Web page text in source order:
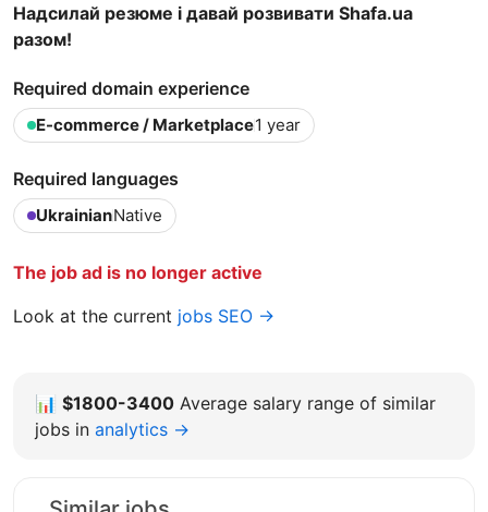
Надсилай резюме і давай розвивати Shafa.ua
разом!
Required domain experience
E-commerce / Marketplace1 year
Required languages
UkrainianNative
The job ad is no longer active
Look at the current jobs SEO →
📊 $1800-3400 Average salary range of similar
jobs in analytics →